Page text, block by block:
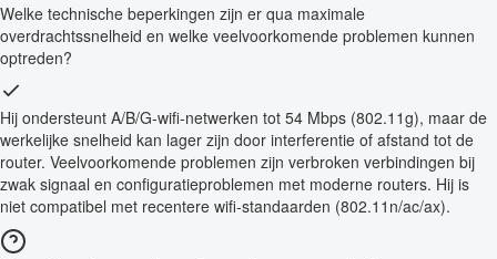
Welke technische beperkingen zijn er qua maximale
overdrachtssnelheid en welke veelvoorkomende problemen kunnen
optreden?
Hij ondersteunt A/B/G-wifi-netwerken tot 54 Mbps (802.11g), maar de
werkelijke snelheid kan lager zijn door interferentie of afstand tot de
router. Veelvoorkomende problemen zijn verbroken verbindingen bij
zwak signaal en configuratieproblemen met moderne routers. Hij is
niet compatibel met recentere wifi-standaarden (802.11n/ac/ax).